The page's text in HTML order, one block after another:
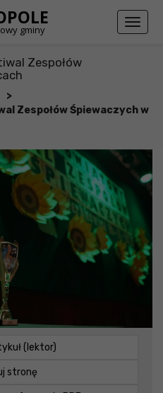
gminy
Toggle
Zespołów
>
Zespołów Śpiewaczych w
(lektor)
stronę